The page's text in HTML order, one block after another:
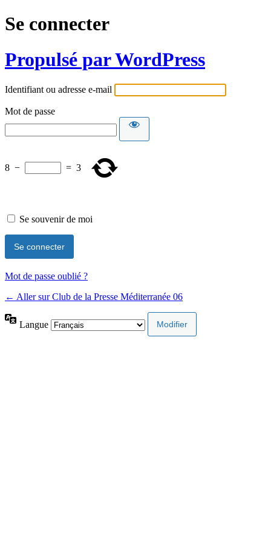
Se connecter
Propulsé par WordPress
Identifiant ou adresse e-mail
Mot de passe
8 − = 3
Se souvenir de moi
Mot de passe oublié ?
← Aller sur Club de la Presse Méditerranée 06
Langue